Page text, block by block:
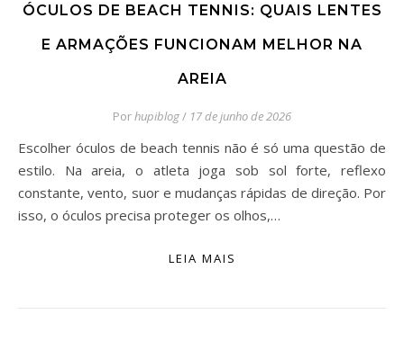
ÓCULOS DE BEACH TENNIS: QUAIS LENTES
E ARMAÇÕES FUNCIONAM MELHOR NA
AREIA
Porhupiblog/ 17 de junho de 2026
Escolher óculos de beach tennis não é só uma questão de
estilo. Na areia, o atleta joga sob sol forte, reflexo
constante, vento, suor e mudanças rápidas de direção. Por
isso, o óculos precisa proteger os olhos,…
LEIA MAIS